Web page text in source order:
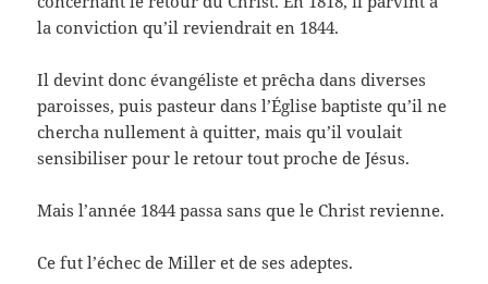
la conviction qu’il reviendrait en 1844.
Il devint donc évangéliste et prêcha dans diverses
paroisses, puis pasteur dans l’Église baptiste qu’il ne
chercha nullement à quitter, mais qu’il voulait
sensibiliser pour le retour tout proche de Jésus.
Mais l’année 1844 passa sans que le Christ revienne.
Ce fut l’échec de Miller et de ses adeptes.